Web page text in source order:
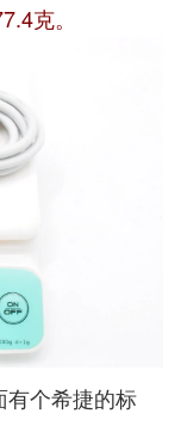
克。
有个希捷的标